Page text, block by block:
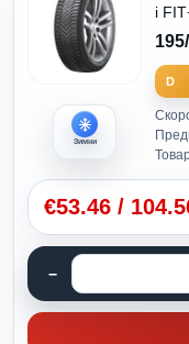
Зимни
i
D
€53.46 /